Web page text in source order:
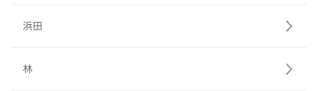
浜田
林